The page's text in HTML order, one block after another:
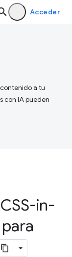
Acceder
a tu
con IA pueden
in-